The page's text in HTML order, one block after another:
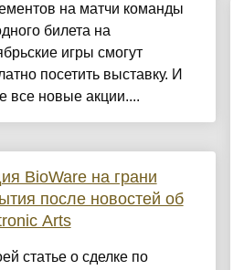
на матчи команды
билета на
игры смогут
посетить выставку. И
все новые акции....
BioWare на грани
после новостей об
Arts
статье о сделке по